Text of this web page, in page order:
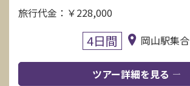
旅行代金：￥228,000
4日間 岡山駅集合
ツアー詳細を見る